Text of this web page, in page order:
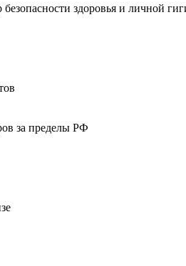
здоровья и личной
за пределы РФ